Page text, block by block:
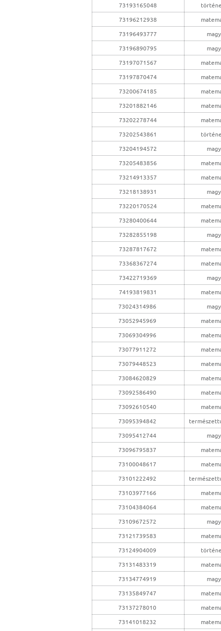
73193165048
73196212938
73196493777
73196890795
73197071567
73197870474
73200674185
73201882146
73202278744
73202543861
73204194572
73205483856
73214913357
73218138931
73220170524
73280400644
73282855198
73287817672
73368367274
73422719369
74193819831
73024314986
73052945969
73069304996
73077911272
73079448523
73084620829
73092586490
73092610540
73095394842
73095412744
73096795837
73100048617
73101222492
73103977166
73104384064
73109672572
73121739583
73124904009
73131483319
73134774919
73135849747
73137278010
73141018232